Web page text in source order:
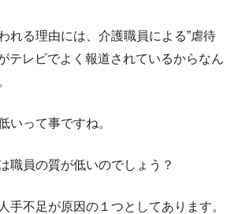
れる理由には、介護職員による”虐待
テレビでよく報道されているからなん
いって事ですね。
職員の質が低いのでしょう？
手不足が原因の１つとしてあります。